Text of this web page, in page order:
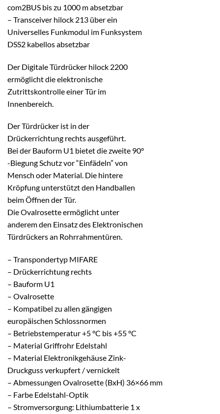
com2BUS bis zu 1000 m absetzbar
– Transceiver hilock 213 über ein
Universelles Funkmodul im Funksystem
DSS2 kabellos absetzbar
Der Digitale Türdrücker hilock 2200
ermöglicht die elektronische
Zutrittskontrolle einer Tür im
Innenbereich.
Der Türdrücker ist in der
Drückerrichtung rechts ausgeführt.
Bei der Bauform U1 bietet die zweite 90°
-Biegung Schutz vor “Einfädeln” von
Mensch oder Material. Die hintere
Kröpfung unterstützt den Handballen
beim Öffnen der Tür.
Die Ovalrosette ermöglicht unter
anderem den Einsatz des Elektronischen
Türdrückers an Rohrrahmentüren.
– Transpondertyp MIFARE
– Drückerrichtung rechts
– Bauform U1
– Ovalrosette
– Kompatibel zu allen gängigen
europäischen Schlossnormen
– Betriebstemperatur +5 °C bis +55 °C
– Material Griffrohr Edelstahl
– Material Elektronikgehäuse Zink-
Druckguss verkupfert / vernickelt
– Abmessungen Ovalrosette (BxH) 36×66 mm
– Farbe Edelstahl-Optik
– Stromversorgung: Lithiumbatterie 1 x